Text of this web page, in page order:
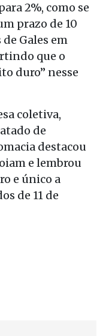
2%, como se
prazo de 10
Gales em
que o
duro” nesse
coletiva,
de
destacou
e lembrou
e único a
de 11 de